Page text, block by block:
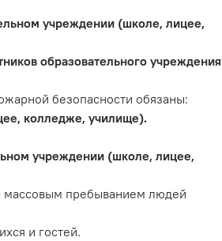
учреждении (школе, лицее,
образовательного учреждения
безопасности обязаны:
колледже, училище).
учреждении (школе, лицее,
массовым пребыванием людей
и гостей.